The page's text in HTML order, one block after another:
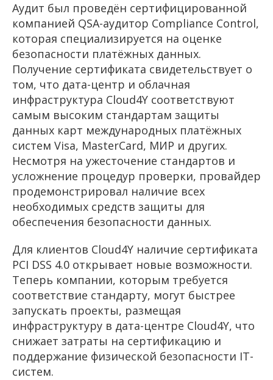
Аудит был проведён сертифицированной
компанией QSA-аудитор Compliance Control,
которая специализируется на оценке
безопасности платёжных данных.
Получение сертификата свидетельствует о
том, что дата-центр и облачная
инфраструктура Cloud4Y соответствуют
самым высоким стандартам защиты
данных карт международных платёжных
систем Visa, MasterCard, МИР и других.
Несмотря на ужесточение стандартов и
усложнение процедур проверки, провайдер
продемонстрировал наличие всех
необходимых средств защиты для
обеспечения безопасности данных.
Для клиентов Cloud4Y наличие сертификата
PCI DSS 4.0 открывает новые возможности.
Теперь компании, которым требуется
соответствие стандарту, могут быстрее
запускать проекты, размещая
инфраструктуру в дата-центре Cloud4Y, что
снижает затраты на сертификацию и
поддержание физической безопасности IT-
систем.